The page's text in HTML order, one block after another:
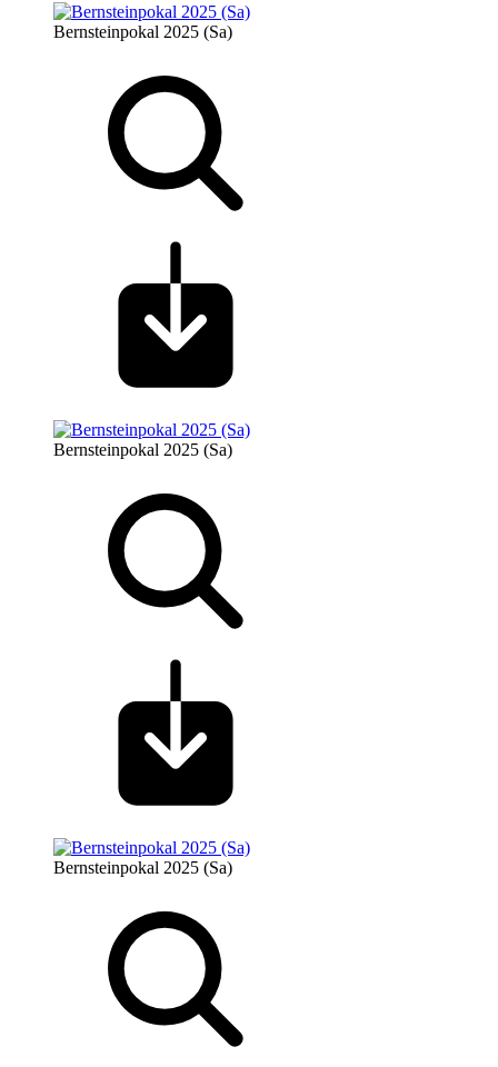
Bernsteinpokal 2025 (Sa)
Bernsteinpokal 2025 (Sa)
Bernsteinpokal 2025 (Sa)